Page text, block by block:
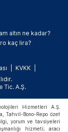
altın ne kadar?
kaç lira?
KVKK
Tic. A.Ş.
Hizmetleri A.Ş.
Tahvil-Bono-Repo özet
yorum ve tavsiyeleri
hizmeti; aracı